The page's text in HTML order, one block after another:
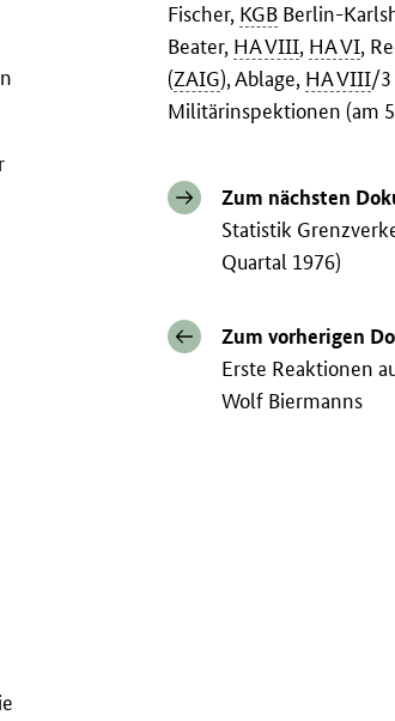
Fischer, KGB Berlin-
Beater, HA VIII, HA VI,
(ZAIG), Ablage, HA VIII/3
Militärinspektionen (am
Zum nächsten
Statistik
Quartal 1976)
Zum vorherigen
Erste Reaktionen
Wolf Biermanns